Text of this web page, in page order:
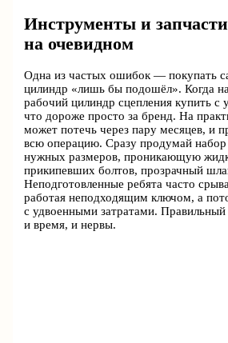
Инструменты и
на очевидном
Одна из частых ошибок — покупать
цилиндр «лишь бы подошёл». Когда
рабочий цилиндр сцепления купить с
что дороже просто за бренд. На
может потечь через пару месяцев, и
всю операцию. Сразу продумай
нужных размеров, проникающую
прикипевших болтов, прозрачный
Неподготовленные ребята часто
работая неподходящим ключом, а
с удвоенными затратами.
и время, и нервы.